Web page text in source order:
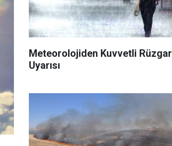
Meteorolojiden Kuvvetli Rüzgar
Uyarısı